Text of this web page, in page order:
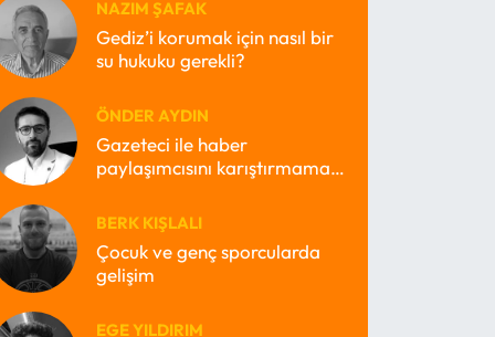
NAZIM ŞAFAK
Gediz’i korumak için nasıl bir
su hukuku gerekli?
ÖNDER AYDIN
Gazeteci ile haber
paylaşımcısını karıştırmamak
BERK KIŞLALI
Çocuk ve genç sporcularda
gelişim
EGE YILDIRIM